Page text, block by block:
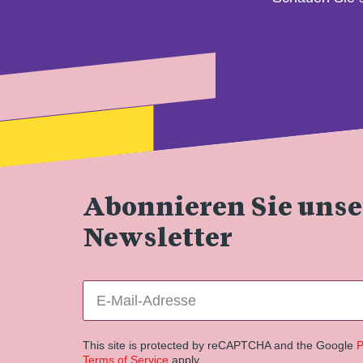
Abonnieren Sie
Newsletter
This site is protected by reCAPTCHA and the Google
Terms of Service apply.